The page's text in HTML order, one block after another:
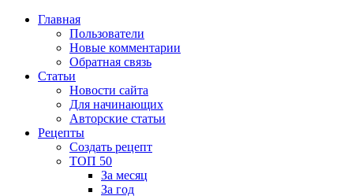
Главная
Пользователи
Новые комментарии
Обратная связь
Статьи
Новости сайта
Для начинающих
Авторские статьи
Рецепты
Создать рецепт
ТОП 50
За месяц
За год